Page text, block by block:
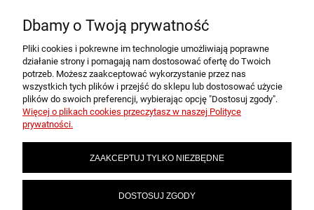
POMOC
MOJE KONTO
INFORMACJE
Dbamy o Twoją prywatność
Pliki cookies i pokrewne im technologie umożliwiają poprawne
działanie strony i pomagają nam dostosować ofertę do Twoich
potrzeb. Możesz zaakceptować wykorzystanie przez nas
wszystkich tych plików i przejść do sklepu lub dostosować użycie
plików do swoich preferencji, wybierając opcję "Dostosuj zgody".
Więcej o plikach cookies przeczytasz w naszej Polityce
prywatności.
ZAAKCEPTUJ TYLKO NIEZBĘDNE
DOSTOSUJ ZGODY